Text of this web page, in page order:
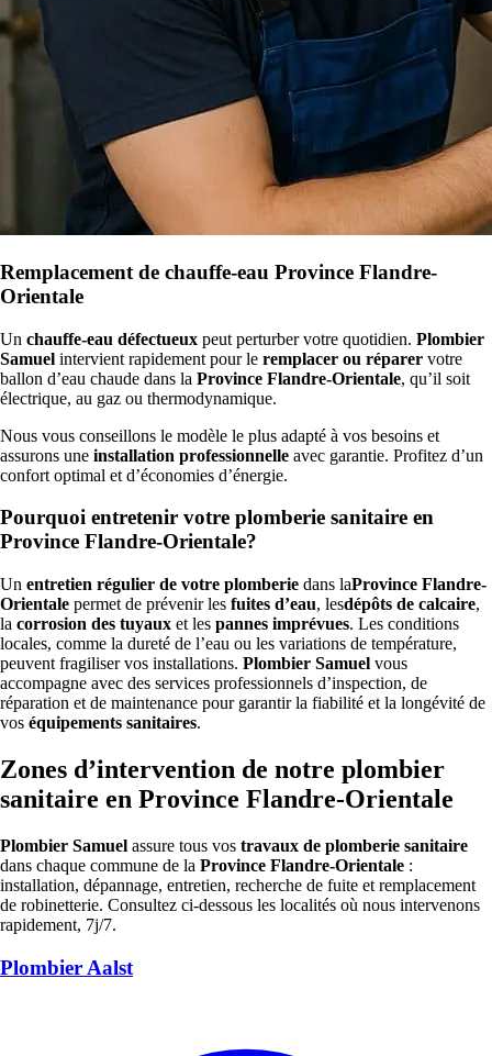
Remplacement de chauffe-eau Province Flandre-
Orientale
Un chauffe-eau défectueux peut perturber votre quotidien. Plombier
Samuel intervient rapidement pour le remplacer ou réparer votre
ballon d’eau chaude dans la Province Flandre-Orientale, qu’il soit
électrique, au gaz ou thermodynamique.
Nous vous conseillons le modèle le plus adapté à vos besoins et
assurons une installation professionnelle avec garantie. Profitez d’un
confort optimal et d’économies d’énergie.
Pourquoi entretenir votre plomberie sanitaire en
Province Flandre-Orientale?
Un entretien régulier de votre plomberie dans laProvince Flandre-
Orientale permet de prévenir les fuites d’eau, lesdépôts de calcaire,
la corrosion des tuyaux et les pannes imprévues. Les conditions
locales, comme la dureté de l’eau ou les variations de température,
peuvent fragiliser vos installations. Plombier Samuel vous
accompagne avec des services professionnels d’inspection, de
réparation et de maintenance pour garantir la fiabilité et la longévité de
vos équipements sanitaires.
Zones d’intervention de notre plombier
sanitaire en Province Flandre-Orientale
Plombier Samuel assure tous vos travaux de plomberie sanitaire
dans chaque commune de la Province Flandre-Orientale :
installation, dépannage, entretien, recherche de fuite et remplacement
de robinetterie. Consultez ci-dessous les localités où nous intervenons
rapidement, 7j/7.
Plombier Aalst